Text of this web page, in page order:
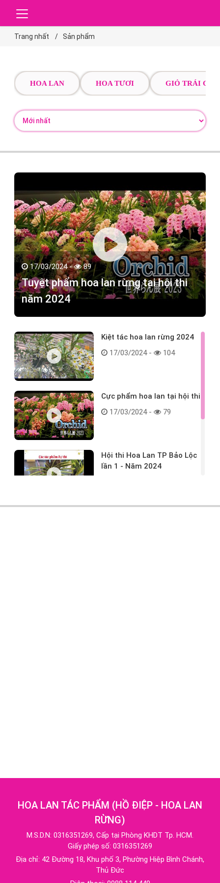
Trang nhất Sản phẩm
HOA LAN HOA TƯƠI GIỎ TRÁI CÂY
17/03/2024 - 89
Tuyệt phẩm hoa lan rừng tại hội thi
năm 2024
Kiệt tác hoa lan rừng 2024
17/03/2024 -
104
Cực phẩm hoa lan tại hội thi
17/03/2024 -
79
Hội thi Hoa Lan TP Bảo Lộc
lần 1 - Năm 2024
HOA LAN TÁC PHẨM (HỒ ĐIỆP - HOA LAN
RỪNG)
M.S.D.N: 0316351269, Cấp tại Phòng KHDT Tp. HCM.
Giấy phép số: 0316351269
Địa chỉ: 42 Đường 18, Khu phố 3, Phường Hiệp Bình Chánh,
Thủ Đức